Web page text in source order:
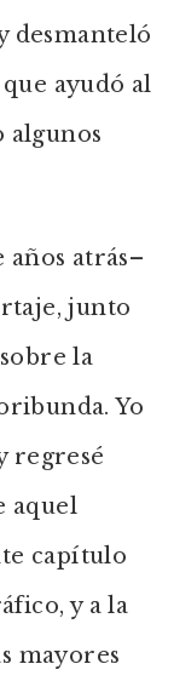
desmanteló
ayudó al
algunos
años atrás–
junto
la
Yo
regresé
aquel
capítulo
y a la
mayores